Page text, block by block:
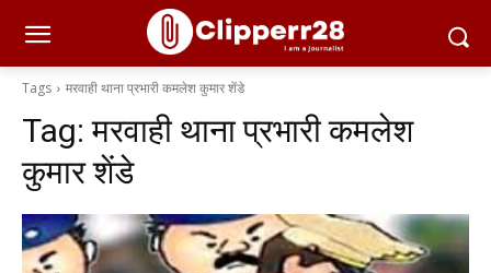
Tags मरवाही थाना प्रभारी कमलेश कुमार शेंडे
Tag:मरवाही थाना प्रभारी कमलेश
कुमार शेंडे